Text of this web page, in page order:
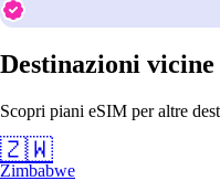
Destinazioni vicine
Scopri piani eSIM per altre
🇿🇼
Zimbabwe